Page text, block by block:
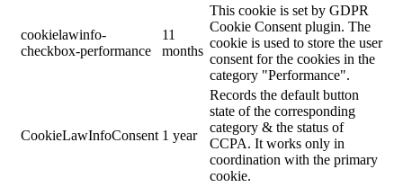
cookielawinfo-
checkbox-performance
11
months
This cookie is set by GDPR
Cookie Consent plugin. The
cookie is used to store the user
consent for the cookies in the
category "Performance".
CookieLawInfoConsent 1 year
Records the default button
state of the corresponding
category & the status of
CCPA. It works only in
coordination with the primary
cookie.